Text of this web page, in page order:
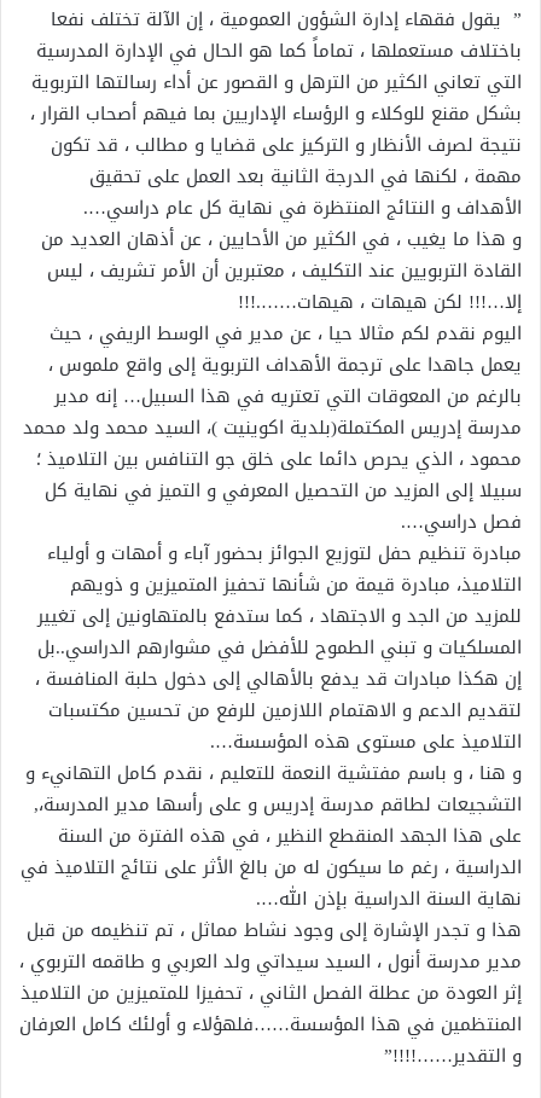
” يقول فقهاء إدارة الشؤون العمومية ، إن الآلة تختلف نفعا
باختلاف مستعملها ، تماماً كما هو الحال في الإدارة المدرسية
التي تعاني الكثير من الترهل و القصور عن أداء رسالتها التربوية
بشكل مقنع للوكلاء و الرؤساء الإداريين بما فيهم أصحاب القرار ،
نتيجة لصرف الأنظار و التركيز على قضايا و مطالب ، قد تكون
مهمة ، لكنها في الدرجة الثانية بعد العمل على تحقيق
الأهداف و النتائج المنتظرة في نهاية كل عام دراسي….
و هذا ما يغيب ، في الكثير من الأحايين ، عن أذهان العديد من
القادة التربويين عند التكليف ، معتبرين أن الأمر تشريف ، ليس
إلا…!!! لكن هيهات ، هيهات…….!!!
اليوم نقدم لكم مثالا حيا ، عن مدير في الوسط الريفي ، حيث
يعمل جاهدا على ترجمة الأهداف التربوية إلى واقع ملموس ،
بالرغم من المعوقات التي تعتريه في هذا السبيل… إنه مدير
مدرسة إدريس المكتملة(بلدية اكوينيت )، السيد محمد ولد محمد
محمود ، الذي يحرص دائما على خلق جو التنافس بين التلاميذ ؛
سبيلا إلى المزيد من التحصيل المعرفي و التميز في نهاية كل
فصل دراسي….
مبادرة تنظيم حفل لتوزيع الجوائز بحضور آباء و أمهات و أولياء
التلاميذ، مبادرة قيمة من شأنها تحفيز المتميزين و ذويهم
للمزيد من الجد و الاجتهاد ، كما ستدفع بالمتهاونين إلى تغيير
المسلكيات و تبني الطموح للأفضل في مشوارهم الدراسي..بل
إن هكذا مبادرات قد يدفع بالأهالي إلى دخول حلبة المنافسة ،
لتقديم الدعم و الاهتمام اللازمين للرفع من تحسين مكتسبات
التلاميذ على مستوى هذه المؤسسة….
و هنا ، و باسم مفتشية النعمة للتعليم ، نقدم كامل التهانيء و
التشجيعات لطاقم مدرسة إدريس و على رأسها مدير المدرسة،,
على هذا الجهد المنقطع النظير ، في هذه الفترة من السنة
الدراسية ، رغم ما سيكون له من بالغ الأثر على نتائج التلاميذ في
نهاية السنة الدراسية بإذن الله….
هذا و تجدر الإشارة إلى وجود نشاط مماثل ، تم تنظيمه من قبل
مدير مدرسة أنول ، السيد سيداتي ولد العربي و طاقمه التربوي ،
إثر العودة من عطلة الفصل الثاني ، تحفيزا للمتميزين من التلاميذ
المنتظمين في هذا المؤسسة……فلهؤلاء و أولئك كامل العرفان
و التقدير……!!!!”